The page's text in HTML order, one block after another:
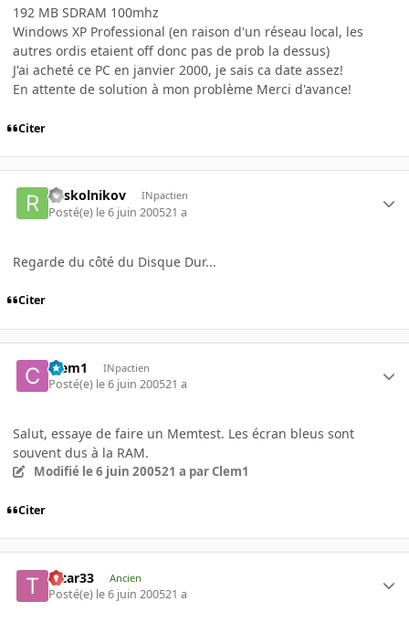
192 MB SDRAM 100mhz
Windows XP Professional (en raison d'un réseau local, les
autres ordis etaient off donc pas de prob la dessus)
J'ai acheté ce PC en janvier 2000, je sais ca date assez!
En attente de solution à mon problème Merci d'avance!
Citer
Raskolnikov INpactien
Posté(e) le 6 juin 200521 a
Regarde du côté du Disque Dur...
Citer
Clem1 INpactien
Posté(e) le 6 juin 200521 a
Salut, essaye de faire un Memtest. Les écran bleus sont
souvent dus à la RAM.
Modifié le 6 juin 200521 a par Clem1
Citer
tatar33 Ancien
Posté(e) le 6 juin 200521 a